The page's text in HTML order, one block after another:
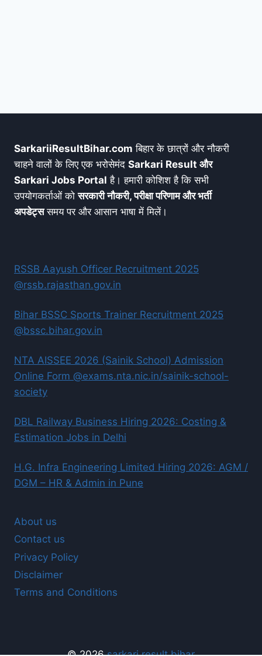
SarkariiResultBihar.com बिहार के छात्रों और नौकरी
चाहने वालों के लिए एक भरोसेमंद Sarkari Result और
Sarkari Jobs Portal है। हमारी कोशिश है कि सभी
उपयोगकर्ताओं कोसरकारी नौकरी, परीक्षा परिणाम और भर्ती
अपडेट्ससमय पर और आसान भाषा में मिलें।
RSSB Aayush Officer Recruitment 2025
@rssb.rajasthan.gov.in
Bihar BSSC Sports Trainer Recruitment 2025
@bssc.bihar.gov.in
NTA AISSEE 2026 (Sainik School) Admission
Online Form @exams.nta.nic.in/sainik-school-
society
DBL Railway Business Hiring 2026: Costing &
Estimation Jobs in Delhi
H.G. Infra Engineering Limited Hiring 2026: AGM /
DGM – HR & Admin in Pune
About us
Contact us
Privacy Policy
Disclaimer
Terms and Conditions